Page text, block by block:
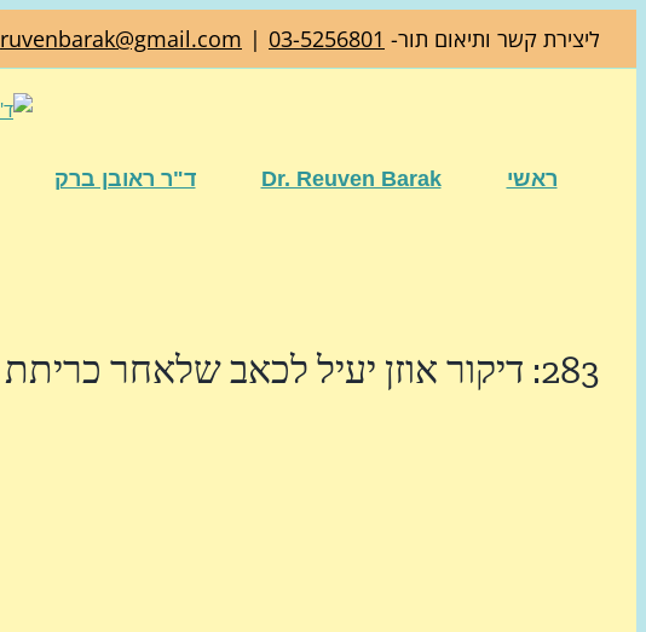
ליצירת קשר ותיאום תור- 03-5256801
|
ruvenbarak@gmail.com
ראשי Dr. Reuven Barak ד"ר ראובן ברק
283: דיקור אוזן יעיל לכאב שלאחר כריתת רחם